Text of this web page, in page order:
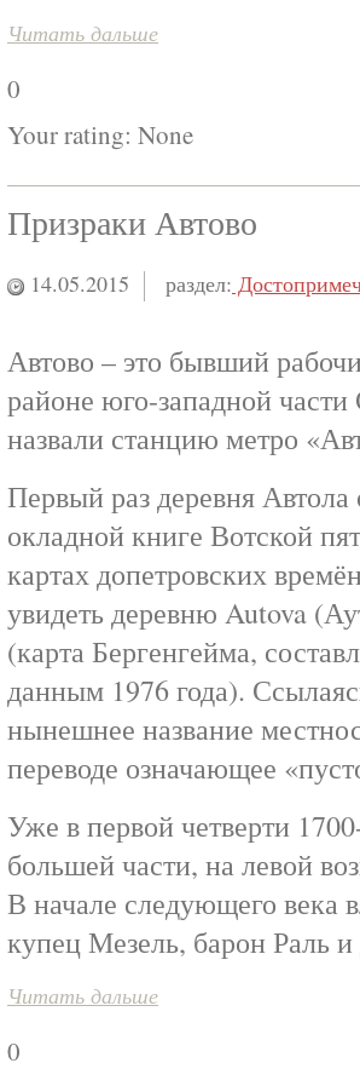
Читать дальше
0
Your rating: None
Призраки Автово
14.05.2015 раздел:
Автово – это бывший
районе юго-западной
назвали станцию метро
Первый раз деревня
окладной книге Вотской
картах допетровских
увидеть деревню Autova
(карта Бергенгейма,
данным 1976 года).
нынешнее название
переводе означающее
Уже в первой четверти
большей части, на левой
В начале следующего века
купец Мезель, барон Раль и
Читать дальше
0